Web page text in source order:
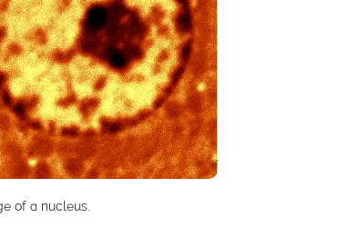
of a nucleus.